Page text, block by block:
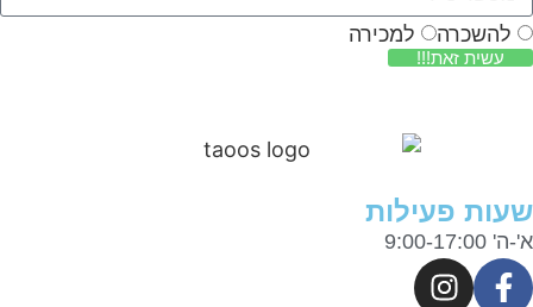
להשכרה למכירה
עשית זאת!!!
פעילות
17:00